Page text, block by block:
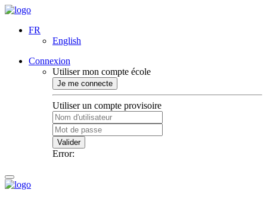
FR
English
Connexion
Utiliser mon compte école
Je me connecte
Utiliser un compte provisoire
Valider
Error: